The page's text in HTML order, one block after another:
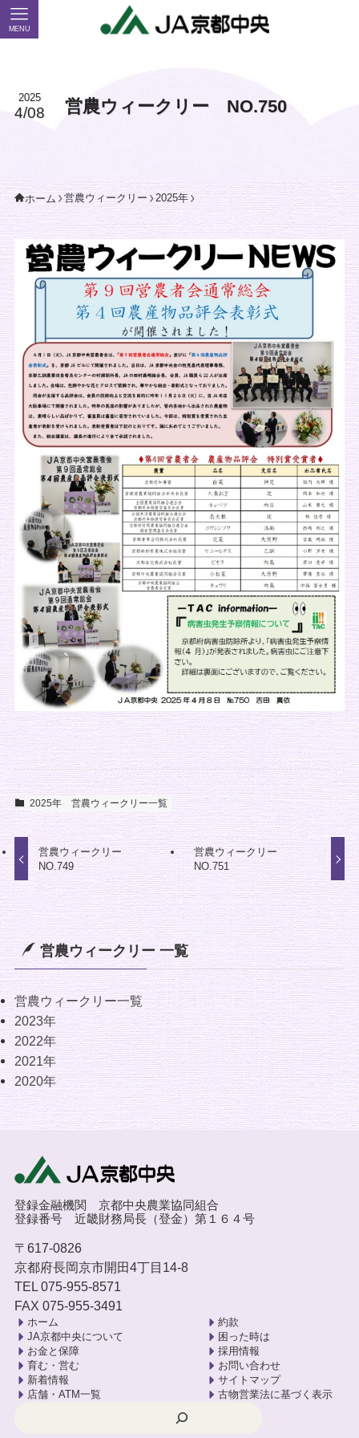
MENU
営農ウィークリー NO.750
2025
4/08
ホーム 営農ウィークリー 2025年
2025年 営農ウィークリー一覧
営農ウィークリー
NO.749
営農ウィークリー
NO.751
営農ウィークリー 一覧
営農ウィークリー一覧
2023年
2022年
2021年
2020年
登録金融機関 京都中央農業協同組合
登録番号 近畿財務局長（登金）第１６４号
〒617-0826
京都府長岡京市開田4丁目14-8
TEL 075-955-8571
FAX 075-955-3491
ホーム
JA京都中央について
お金と保障
育む・営む
新着情報
店舗・ATM一覧
約款
困った時は
採用情報
お問い合わせ
サイトマップ
古物営業法に基づく表示